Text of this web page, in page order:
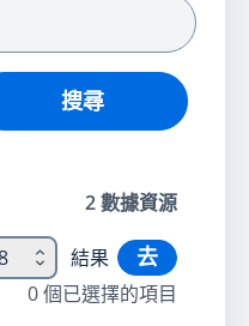
搜尋
2數據資源
結果 去
0個已選擇的項目